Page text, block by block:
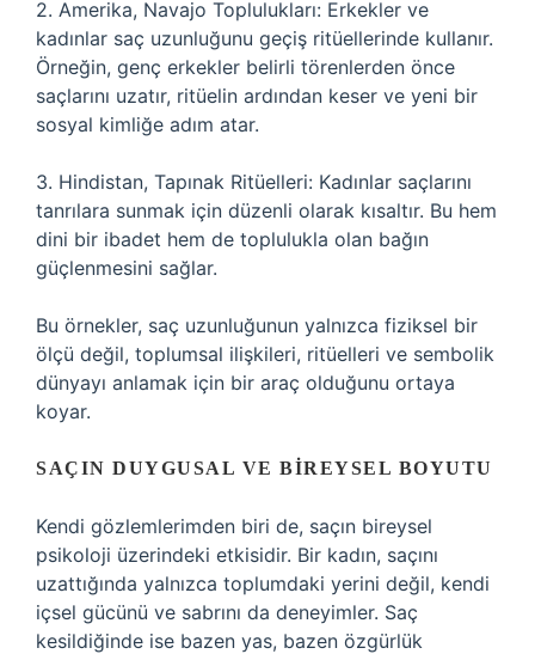
2. Amerika, Navajo Toplulukları: Erkekler ve
kadınlar saç uzunluğunu geçiş ritüellerinde kullanır.
Örneğin, genç erkekler belirli törenlerden önce
saçlarını uzatır, ritüelin ardından keser ve yeni bir
sosyal kimliğe adım atar.
3. Hindistan, Tapınak Ritüelleri: Kadınlar saçlarını
tanrılara sunmak için düzenli olarak kısaltır. Bu hem
dini bir ibadet hem de toplulukla olan bağın
güçlenmesini sağlar.
Bu örnekler, saç uzunluğunun yalnızca fiziksel bir
ölçü değil, toplumsal ilişkileri, ritüelleri ve sembolik
dünyayı anlamak için bir araç olduğunu ortaya
koyar.
SAÇIN DUYGUSAL VE BIREYSEL BOYUTU
Kendi gözlemlerimden biri de, saçın bireysel
psikoloji üzerindeki etkisidir. Bir kadın, saçını
uzattığında yalnızca toplumdaki yerini değil, kendi
içsel gücünü ve sabrını da deneyimler. Saç
kesildiğinde ise bazen yas, bazen özgürlük